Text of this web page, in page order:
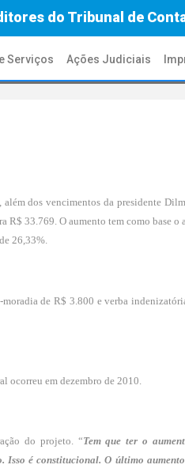
do Tribunal de
Serviços Ações Judiciais
dos vencimentos da presidente
R$ 33.769. O aumento tem como base o
26,33%.
de R$ 3.800 e verba
ocorreu em dezembro de 2010.
do projeto. “Tem que ter o
Isso é constitucional. O último